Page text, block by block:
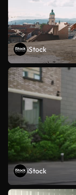
iStock
iStock